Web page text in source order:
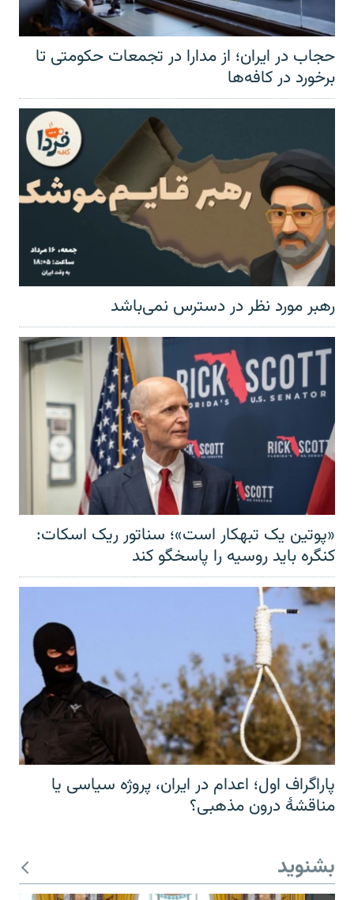
حجاب در ایران؛ از مدارا در تجمعات حکومتی تا
برخورد در کافه‌ها
رهبر مورد نظر در دسترس نمی‌باشد
«پوتین یک تبهکار است»؛ سناتور ریک اسکات:
کنگره باید روسیه را پاسخگو کند
پاراگراف اول؛ اعدام در ایران، پروژه سیاسی یا
مناقشهٔ درون مذهبی؟
بشنوید